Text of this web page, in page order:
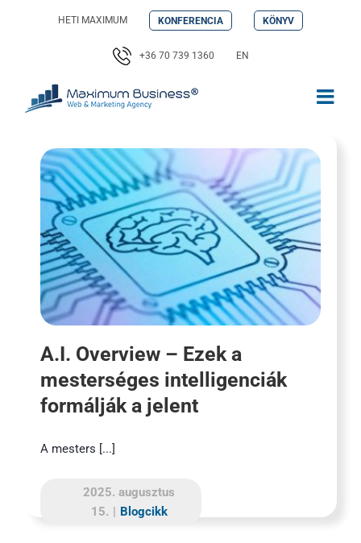
HETI MAXIMUM KONFERENCIA KÖNYV
+36 70 739 1360 EN
A.I. Overview – Ezek a
mesterséges intelligenciák
formálják a jelent
A mesters [...]
2025. augusztus
15. | Blogcikk